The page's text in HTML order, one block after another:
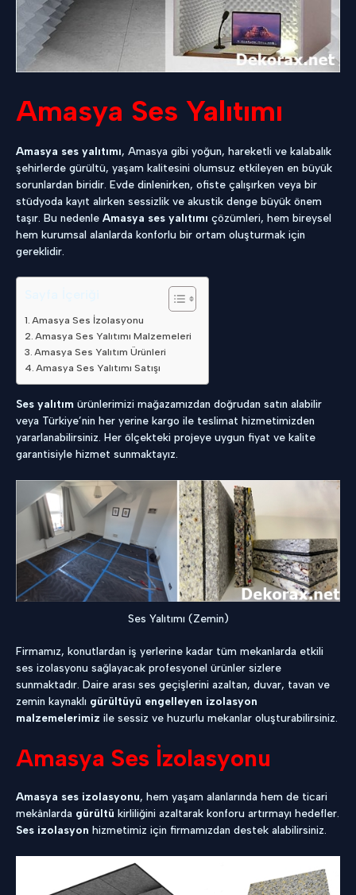
Amasya Ses Yalıtımı
Amasya ses yalıtımı, Amasya gibi yoğun, hareketli ve kalabalık
şehirlerde gürültü, yaşam kalitesini olumsuz etkileyen en büyük
sorunlardan biridir. Evde dinlenirken, ofiste çalışırken veya bir
stüdyoda kayıt alırken sessizlik ve akustik denge büyük önem
taşır. Bu nedenle Amasya ses yalıtımı çözümleri, hem bireysel
hem kurumsal alanlarda konforlu bir ortam oluşturmak için
gereklidir.
Amasya Ses İzolasyonu
Amasya Ses Yalıtımı Malzemeleri
Amasya Ses Yalıtım Ürünleri
Amasya Ses Yalıtımı Satışı
Ses yalıtım ürünlerimizi mağazamızdan doğrudan satın alabilir
veya Türkiye’nin her yerine kargo ile teslimat hizmetimizden
yararlanabilirsiniz. Her ölçekteki projeye uygun fiyat ve kalite
garantisiyle hizmet sunmaktayız.
Ses Yalıtımı (Zemin)
Firmamız, konutlardan iş yerlerine kadar tüm mekanlarda etkili
ses izolasyonu sağlayacak profesyonel ürünler sizlere
sunmaktadır. Daire arası ses geçişlerini azaltan, duvar, tavan ve
zemin kaynaklı gürültüyü engelleyen izolasyon
malzemelerimiz ile sessiz ve huzurlu mekanlar oluşturabilirsiniz.
Amasya Ses İzolasyonu
Amasya ses izolasyonu, hem yaşam alanlarında hem de ticari
mekânlarda gürültü kirliliğini azaltarak konforu artırmayı hedefler.
Ses izolasyon hizmetimiz için firmamızdan destek alabilirsiniz.